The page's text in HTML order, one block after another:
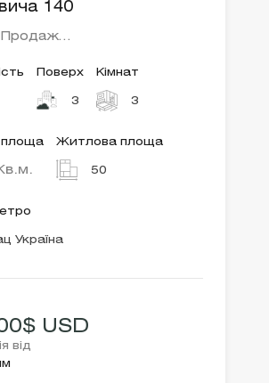
140
Продаж…
Поверх
3
Кімнат
3
площа Житлова площа
50
Україна
USD
від